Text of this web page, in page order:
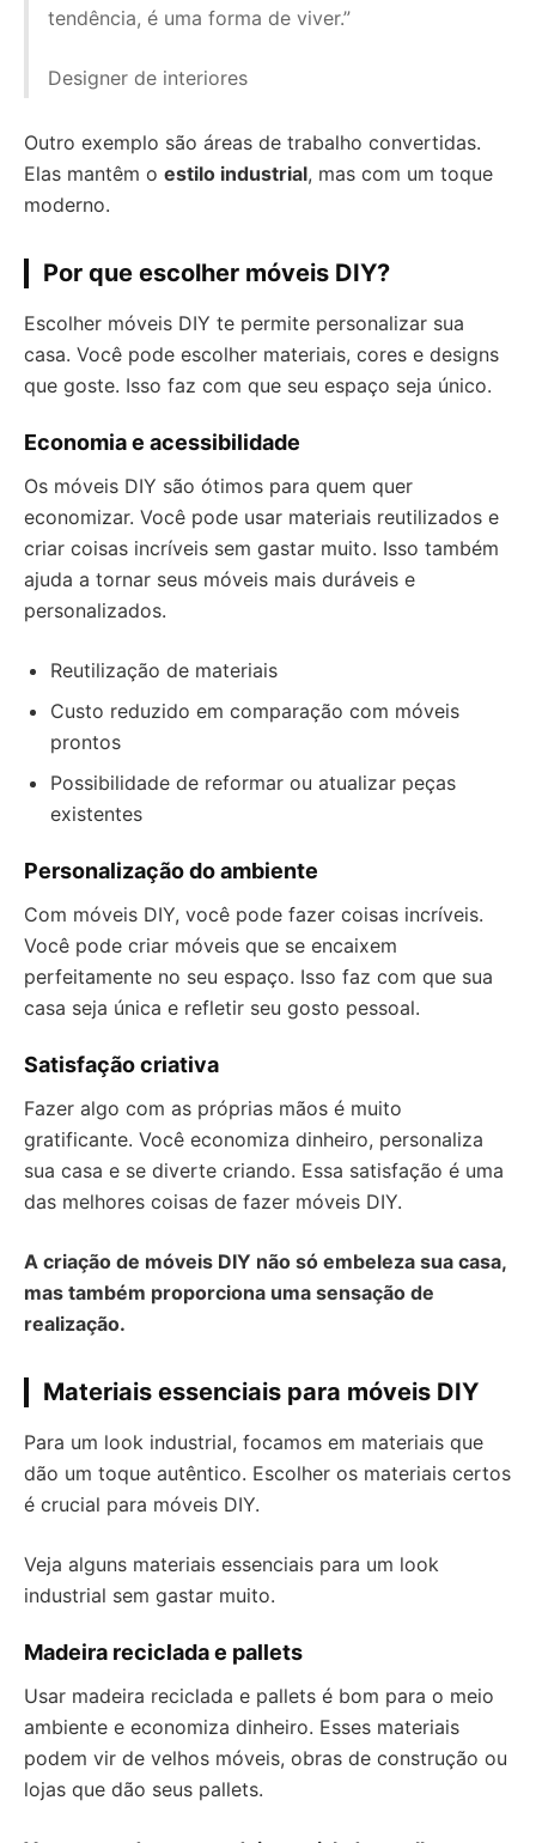
tendência, é uma forma de viver.”
Designer de interiores
Outro exemplo são áreas de trabalho convertidas.
Elas mantêm o estilo industrial, mas com um toque
moderno.
Por que escolher móveis DIY?
Escolher móveis DIY te permite personalizar sua
casa. Você pode escolher materiais, cores e designs
que goste. Isso faz com que seu espaço seja único.
Economia e acessibilidade
Os móveis DIY são ótimos para quem quer
economizar. Você pode usar materiais reutilizados e
criar coisas incríveis sem gastar muito. Isso também
ajuda a tornar seus móveis mais duráveis e
personalizados.
Reutilização de materiais
Custo reduzido em comparação com móveis
prontos
Possibilidade de reformar ou atualizar peças
existentes
Personalização do ambiente
Com móveis DIY, você pode fazer coisas incríveis.
Você pode criar móveis que se encaixem
perfeitamente no seu espaço. Isso faz com que sua
casa seja única e refletir seu gosto pessoal.
Satisfação criativa
Fazer algo com as próprias mãos é muito
gratificante. Você economiza dinheiro, personaliza
sua casa e se diverte criando. Essa satisfação é uma
das melhores coisas de fazer móveis DIY.
A criação de móveis DIY não só embeleza sua casa,
mas também proporciona uma sensação de
realização.
Materiais essenciais para móveis DIY
Para um look industrial, focamos em materiais que
dão um toque autêntico. Escolher os materiais certos
é crucial para móveis DIY.
Veja alguns materiais essenciais para um look
industrial sem gastar muito.
Madeira reciclada e pallets
Usar madeira reciclada e pallets é bom para o meio
ambiente e economiza dinheiro. Esses materiais
podem vir de velhos móveis, obras de construção ou
lojas que dão seus pallets.